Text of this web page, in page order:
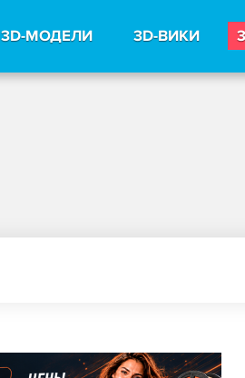
3D-МОДЕЛИ 3D-ВИКИ